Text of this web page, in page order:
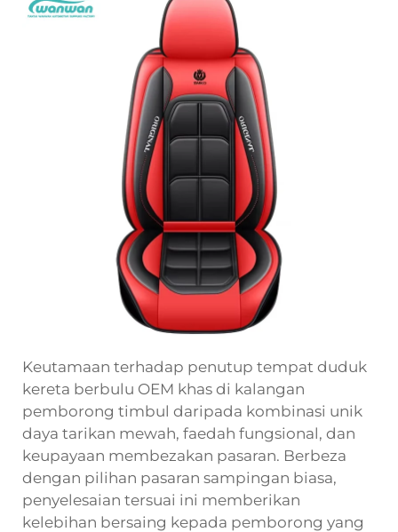
Keutamaan terhadap penutup tempat duduk
kereta berbulu OEM khas di kalangan
pemborong timbul daripada kombinasi unik
daya tarikan mewah, faedah fungsional, dan
keupayaan membezakan pasaran. Berbeza
dengan pilihan pasaran sampingan biasa,
penyelesaian tersuai ini memberikan
kelebihan bersaing kepada pemborong yang